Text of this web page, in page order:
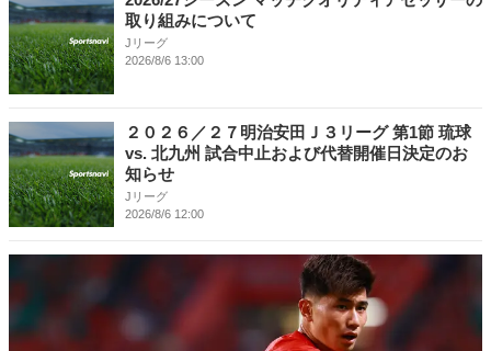
取り組みについて
Jリーグ
2026/8/6 13:00
２０２６／２７明治安田Ｊ３リーグ 第1節 琉球
vs. 北九州 試合中止および代替開催日決定のお
知らせ
Jリーグ
2026/8/6 12:00